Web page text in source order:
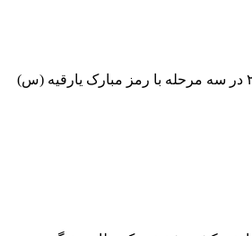
ندای زاگرس – تهران- سپاه پاسداران انقلاب اسلامی در اطلاعیه‌ای از وارد کردن ضربات سنگین دریادلان نیروی دریایی سپاه با حمله همزمان در موج ۲۳ عملیات نصر۲ در سه مرحله با رمز مبارک یارقیه (س)